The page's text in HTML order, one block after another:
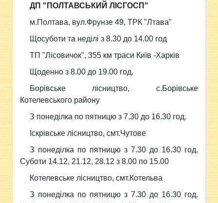
ДП "ПОЛТАВСЬКИЙ ЛІСГОСП"
м.Полтава, вул.Фрунзе 49, ТРК "Лтава"
Щосуботи та неділі з 8.30 до 14.00 год
ТП "Лісовичок", 355 км траси Київ -Харків
Щоденно з 8.00 до 19.00 год.
Борівське лісництво, с.Борівське
Котелевського району
З понеділка по пятницю з 7.30 до 16.30 год.
Іскрівське лісництво, смт.Чутове
З понеділка по пятницю з 7.30 до 16.30 год.
Суботи 14.12, 21.12, 28.12 з 8.00 по 15.00
Котелевське лісництво, смт.Котельва
З понеділка по пятницю з 7.30 до 16.30 год.